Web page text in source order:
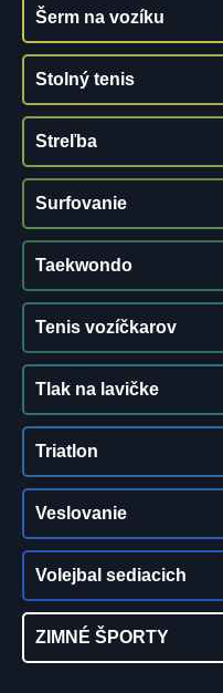
Šerm na vozíku
Stolný tenis
Streľba
Surfovanie
Taekwondo
Tenis vozíčkarov
Tlak na lavičke
Triatlon
Veslovanie
Volejbal sediacich
ZIMNÉ ŠPORTY